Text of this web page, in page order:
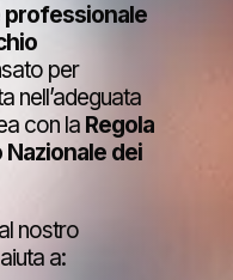
per
nell’adeguata
con la Regola
Nazionale dei
nostro
a: